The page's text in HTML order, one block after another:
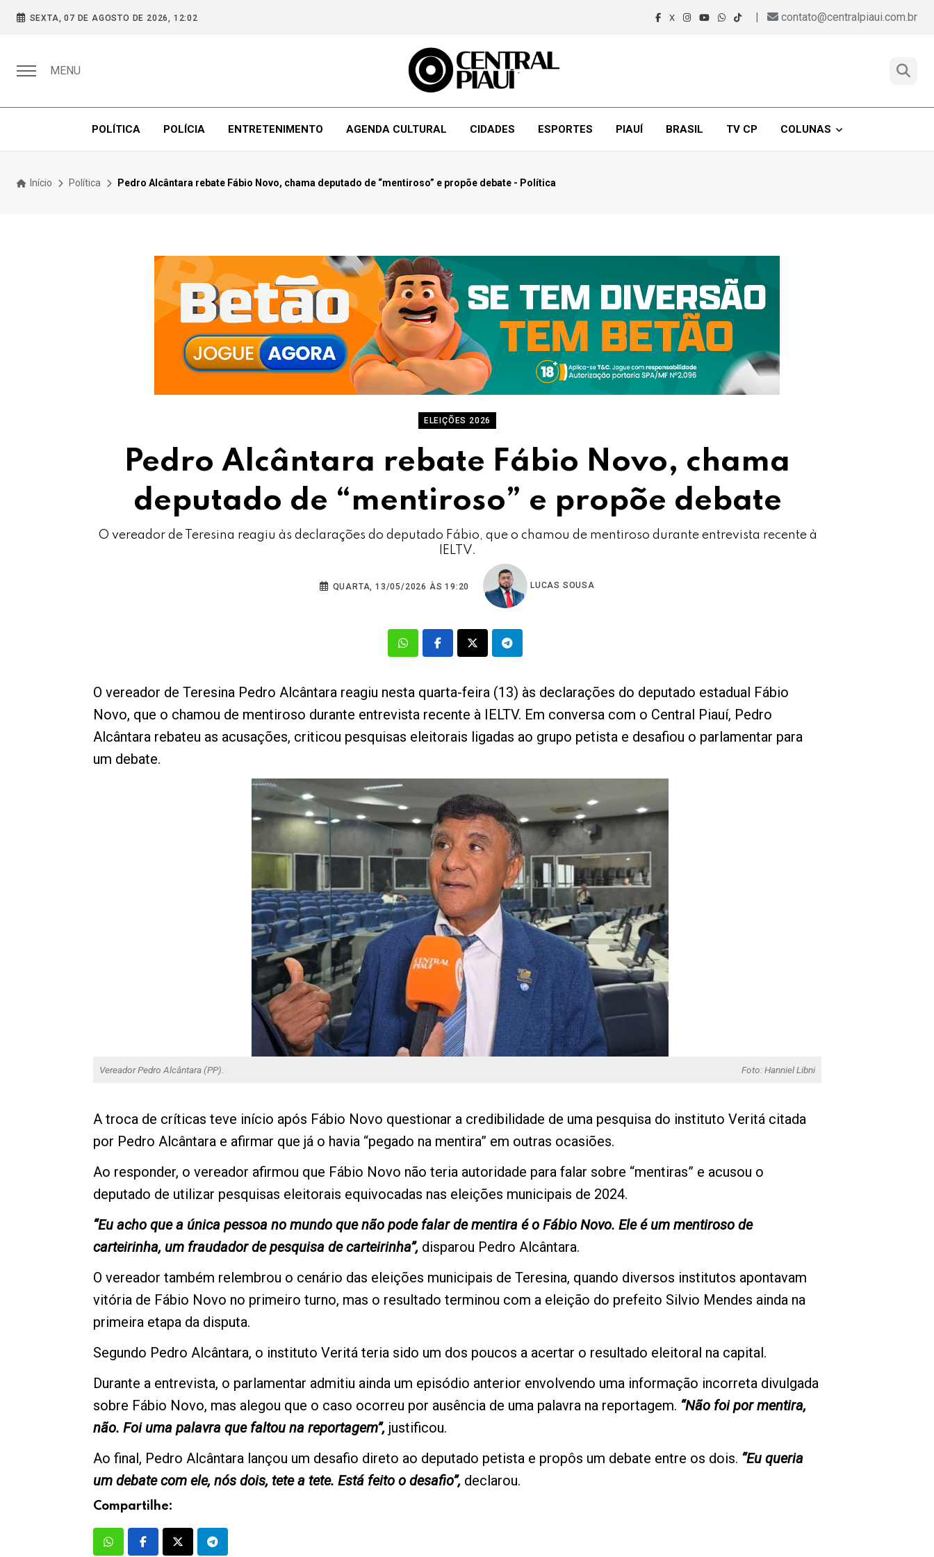
SEXTA, 07 DE AGOSTO DE 2026, 12:02 X | contato@centralpiaui.com.br
MENU
POLÍTICA POLÍCIA ENTRETENIMENTO AGENDA CULTURAL CIDADES ESPORTES PIAUÍ BRASIL TV CP COLUNAS
Início Política Pedro Alcântara rebate Fábio Novo, chama deputado de “mentiroso” e propõe debate - Política
ELEIÇÕES 2026
Pedro Alcântara rebate Fábio Novo, chama
deputado de “mentiroso” e propõe debate
O vereador de Teresina reagiu às declarações do deputado Fábio, que o chamou de mentiroso durante entrevista recente à
IELTV.
QUARTA, 13/05/2026 ÀS 19:20 LUCAS SOUSA
O vereador de Teresina Pedro Alcântara reagiu nesta quarta-feira (13) às declarações do deputado estadual Fábio
Novo, que o chamou de mentiroso durante entrevista recente à IELTV. Em conversa com o Central Piauí, Pedro
Alcântara rebateu as acusações, criticou pesquisas eleitorais ligadas ao grupo petista e desafiou o parlamentar para
um debate.
Vereador Pedro Alcântara (PP). Foto: Hanniel Libni
A troca de críticas teve início após Fábio Novo questionar a credibilidade de uma pesquisa do instituto Veritá citada
por Pedro Alcântara e afirmar que já o havia “pegado na mentira” em outras ocasiões.
Ao responder, o vereador afirmou que Fábio Novo não teria autoridade para falar sobre “mentiras” e acusou o
deputado de utilizar pesquisas eleitorais equivocadas nas eleições municipais de 2024.
“Eu acho que a única pessoa no mundo que não pode falar de mentira é o Fábio Novo. Ele é um mentiroso de
carteirinha, um fraudador de pesquisa de carteirinha”, disparou Pedro Alcântara.
O vereador também relembrou o cenário das eleições municipais de Teresina, quando diversos institutos apontavam
vitória de Fábio Novo no primeiro turno, mas o resultado terminou com a eleição do prefeito Silvio Mendes ainda na
primeira etapa da disputa.
Segundo Pedro Alcântara, o instituto Veritá teria sido um dos poucos a acertar o resultado eleitoral na capital.
Durante a entrevista, o parlamentar admitiu ainda um episódio anterior envolvendo uma informação incorreta divulgada
sobre Fábio Novo, mas alegou que o caso ocorreu por ausência de uma palavra na reportagem. “Não foi por mentira,
não. Foi uma palavra que faltou na reportagem”, justificou.
Ao final, Pedro Alcântara lançou um desafio direto ao deputado petista e propôs um debate entre os dois. “Eu queria
um debate com ele, nós dois, tete a tete. Está feito o desafio”, declarou.
Compartilhe: